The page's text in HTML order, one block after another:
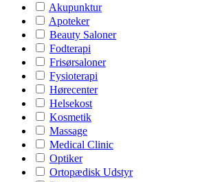
Akupunktur
Apoteker
Beauty Saloner
Fodterapi
Frisørsaloner
Fysioterapi
Hørecenter
Helsekost
Kosmetik
Massage
Medical Clinic
Optiker
Ortopædisk Udstyr